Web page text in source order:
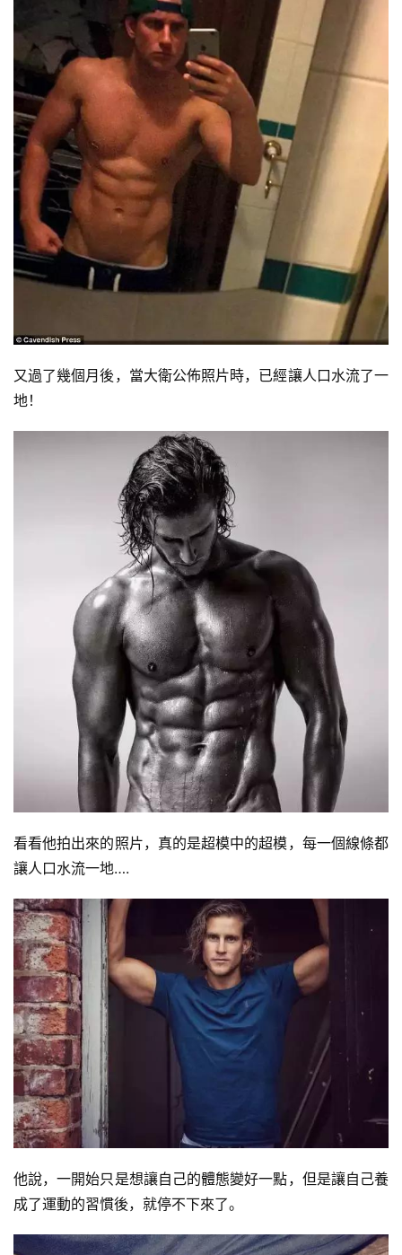
減
脂
計
劃
肌
計
瑜
伽
健
身
視
頻
又過了幾個月後，當大衛公佈照片時，已經讓人口水流了一
地！
看看他拍出來的照片，真的是超模中的超模，每一個線條都
讓人口水流一地….
他說，一開始只是想讓自己的體態變好一點，但是讓自己養
成了運動的習慣後，就停不下來了。